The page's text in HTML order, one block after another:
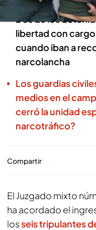
Dos de los
libertad con
cuando iban a
narcolancha
Los guardias
medios en el
cerró la unidad
narcotráfico?
Compartir
El Juzgado mixto
ha acordado el
losseis tripulantes